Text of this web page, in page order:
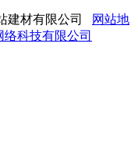
建材有限公司
网站地
络科技有限公司